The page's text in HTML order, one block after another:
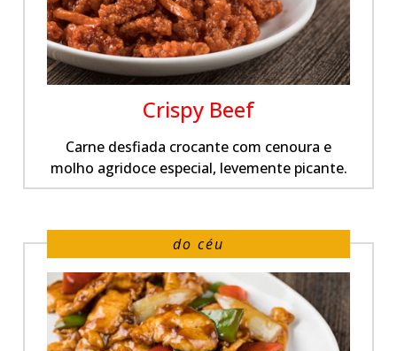
Crispy Beef
Carne desfiada crocante com cenoura e
molho agridoce especial, levemente picante.
do céu